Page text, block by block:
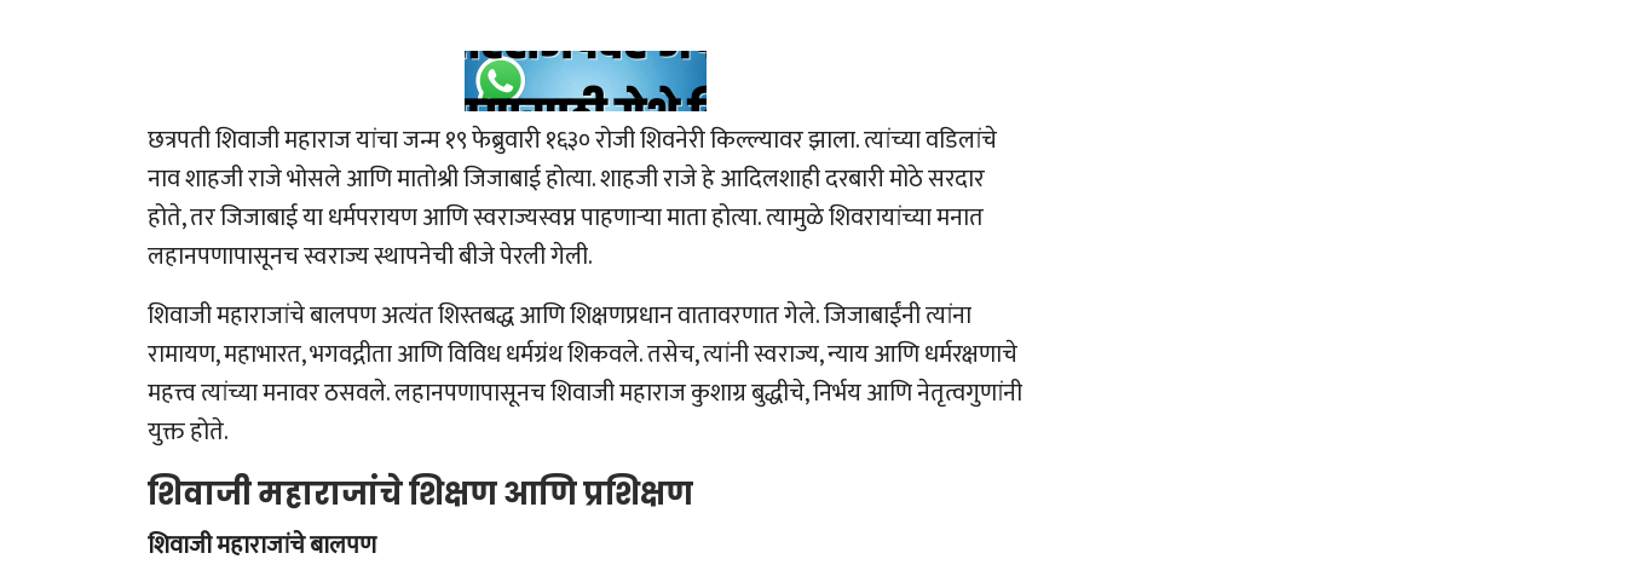
छत्रपती शिवाजी महाराज यांचा जन्म १९ फेब्रुवारी १६३० रोजी शिवनेरी किल्ल्यावर झाला. त्यांच्या वडिलांचे
नाव शाहजी राजे भोसले आणि मातोश्री जिजाबाई होत्या. शाहजी राजे हे आदिलशाही दरबारी मोठे सरदार
होते, तर जिजाबाई या धर्मपरायण आणि स्वराज्यस्वप्न पाहणाऱ्या माता होत्या. त्यामुळे शिवरायांच्या मनात
लहानपणापासूनच स्वराज्य स्थापनेची बीजे पेरली गेली.
शिवाजी महाराजांचे बालपण अत्यंत शिस्तबद्ध आणि शिक्षणप्रधान वातावरणात गेले. जिजाबाईंनी त्यांना
रामायण, महाभारत, भगवद्गीता आणि विविध धर्मग्रंथ शिकवले. तसेच, त्यांनी स्वराज्य, न्याय आणि धर्मरक्षणाचे
महत्त्व त्यांच्या मनावर ठसवले. लहानपणापासूनच शिवाजी महाराज कुशाग्र बुद्धीचे, निर्भय आणि नेतृत्वगुणांनी
युक्त होते.
शिवाजी महाराजांचे शिक्षण आणि प्रशिक्षण
शिवाजी महाराजांचे बालपण